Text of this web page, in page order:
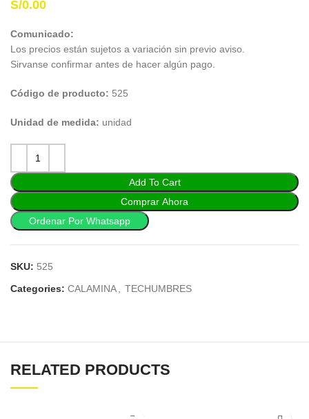
S/0.00
Comunicado:
Los precios están sujetos a variación sin previo aviso.
Sirvanse confirmar antes de hacer algún pago.
Código de producto: 525
Unidad de medida: unidad
Add To Cart
Comprar Ahora
Ordenar Por Whatsapp
SKU: 525
Categories: CALAMINA TECHUMBRES
RELATED PRODUCTS